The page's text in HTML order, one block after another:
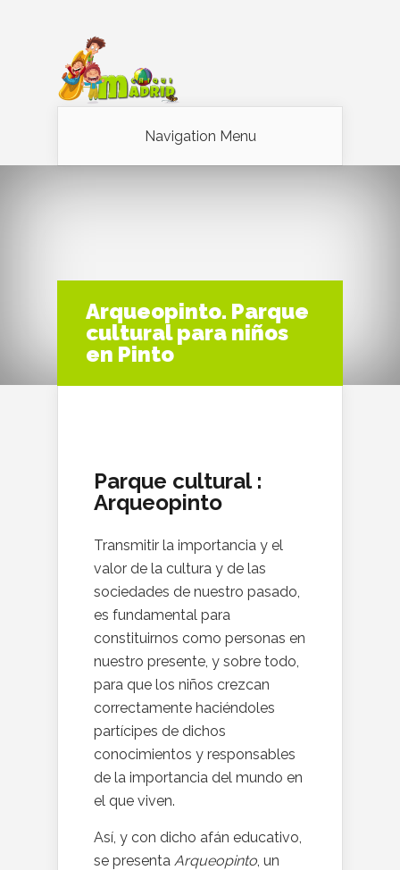
Navigation Menu
Arqueopinto. Parque
cultural para niños
en Pinto
Parque cultural :
Arqueopinto
Transmitir la importancia y el
valor de la cultura y de las
sociedades de nuestro pasado,
es fundamental para
constituirnos como personas en
nuestro presente, y sobre todo,
para que los niños crezcan
correctamente haciéndoles
partícipes de dichos
conocimientos y responsables
de la importancia del mundo en
el que viven.
Así, y con dicho afán educativo,
se presenta Arqueopinto , un